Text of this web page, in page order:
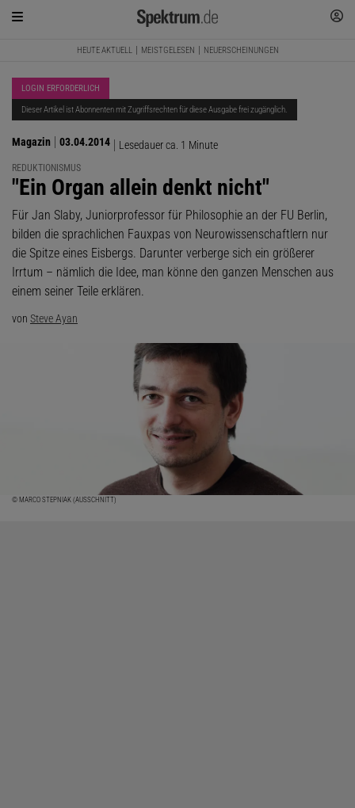
HEUTE AKTUELL MEISTGELESEN NEUERSCHEINUNGEN
LOGIN ERFORDERLICH
Dieser Artikel ist Abonnenten mit Zugriffsrechten für diese Ausgabe frei zugänglich.
Magazin 03.04.2014 Lesedauer ca. 1 Minute
REDUKTIONISMUS
:
"Ein Organ allein denkt nicht"
Für Jan Slaby, Juniorprofessor für Philosophie an der FU Berlin,
bilden die sprachlichen Fauxpas von Neurowissenschaftlern nur
die Spitze eines Eisbergs. Darunter verberge sich ein größerer
Irrtum – nämlich die Idee, man könne den ganzen Menschen aus
einem seiner Teile erklären.
von Steve Ayan
© MARCO STEPNIAK (AUSSCHNITT)